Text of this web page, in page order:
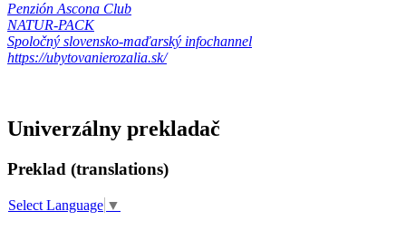
Penzión Ascona Club
NATUR-PACK
Spoločný slovensko-maďarský infochannel
https://ubytovanierozalia.sk/
Univerzálny prekladač
Preklad (translations)
Select Language ▼